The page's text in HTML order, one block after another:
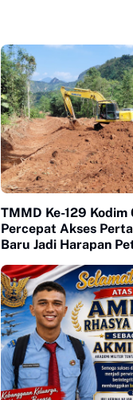
TMMD Ke-129
Percepat Akses
Baru Jadi Harapan